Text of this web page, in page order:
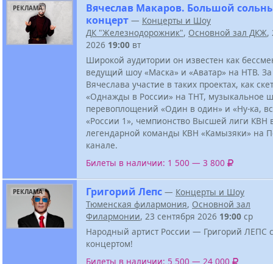
РЕКЛАМА
Вячеслав Макаров. Большой
концерт — Концерты и Шоу
ДК "Железнодорожник", Основной зал ДКЖ,
2026 19:00 вт
Широкой аудитории он известен как
ведущий шоу «Маска» и «Аватар» на НТВ.
Вячеслава участие в таких проектах, как
«Однажды в России» на ТНТ, музыкальное
перевоплощений «Один в один» и «Ну-ка,
«России 1», чемпионство Высшей лиги КВН
легендарной команды КВН «Камызяки» на
канале.
Билеты в наличии: 1 500 — 3 800
РЕКЛАМА Григорий Лепс — Концерты и Шоу
Тюменская филармония, Основной зал
Филармонии, 23 сентября 2026 19:00 ср
Народный артист России — Григорий ЛЕПС
концертом!
Билеты в наличии: 5 500 — 24 000